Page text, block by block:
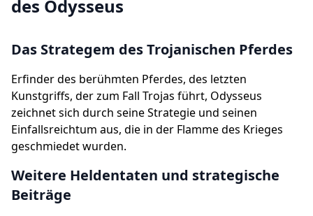
des Odysseus
Das Strategem des Trojanischen Pferdes
Erfinder des berühmten Pferdes, des letzten
Kunstgriffs, der zum Fall Trojas führt, Odysseus
zeichnet sich durch seine Strategie und seinen
Einfallsreichtum aus, die in der Flamme des Krieges
geschmiedet wurden.
Weitere Heldentaten und strategische
Beiträge